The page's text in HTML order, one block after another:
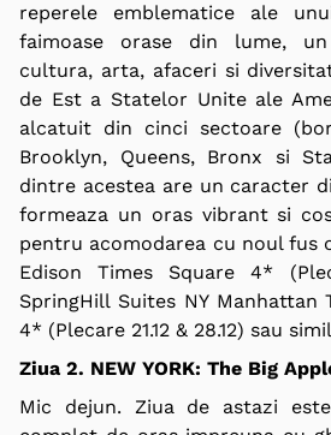
reperele emblematice ale
faimoase orase din lume,
cultura, arta, afaceri si
de Est a Statelor Unite ale
alcatuit din cinci sectoare
Brooklyn, Queens, Bronx si
dintre acestea are un caracter
formeaza un oras vibrant si
pentru acomodarea cu noul fus
Edison Times Square 4*
SpringHill Suites NY Manhattan
4* (Plecare 21.12 & 28.12) sau
Ziua 2. NEW YORK: The Big
Mic dejun. Ziua de astazi